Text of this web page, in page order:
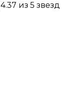
4.37 из 5 звезд